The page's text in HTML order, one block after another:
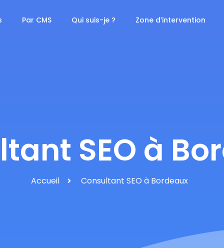
Par CMS Qui suis-je ? Zone d’intervention
SEO à
Accueil Consultant SEO à Bordeaux